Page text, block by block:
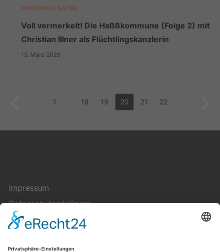
BRANDNEU SATIRE
Voll vermerkelt! Die Haßßkommune (Folge 2) mit
Christian Illner als Flüchtlingskanzlerin
15. März 2025
1 18 19 20 21 22
Impressum
Datenschutzerklärung
Cookie-Einstellungen